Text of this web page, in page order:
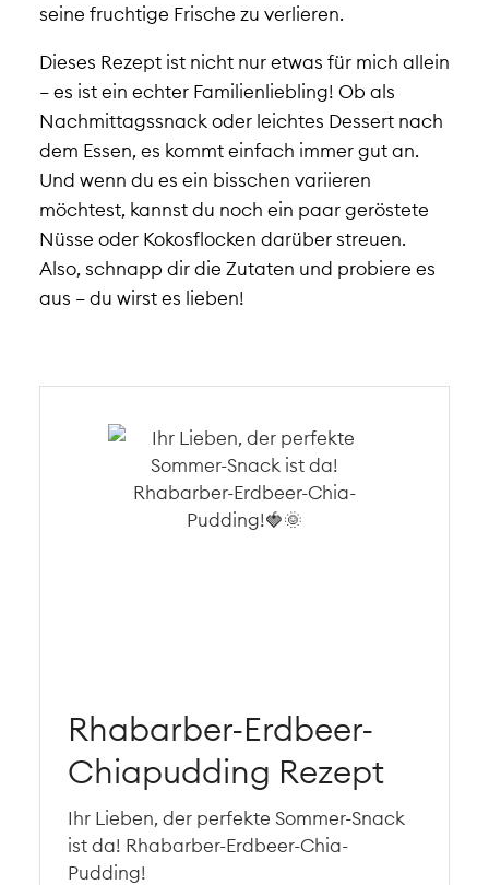
seine fruchtige Frische zu verlieren.
Dieses Rezept ist nicht nur etwas für mich allein
– es ist ein echter Familienliebling! Ob als
Nachmittagssnack oder leichtes Dessert nach
dem Essen, es kommt einfach immer gut an.
Und wenn du es ein bisschen variieren
möchtest, kannst du noch ein paar geröstete
Nüsse oder Kokosflocken darüber streuen.
Also, schnapp dir die Zutaten und probiere es
aus – du wirst es lieben!
Rhabarber-Erdbeer-
Chiapudding Rezept
Ihr Lieben, der perfekte Sommer-Snack
ist da! Rhabarber-Erdbeer-Chia-
Pudding!